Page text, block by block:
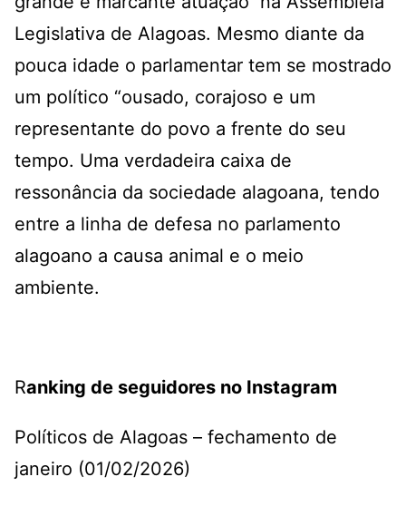
Legislativa de Alagoas. Mesmo diante da
pouca idade o parlamentar tem se mostrado
um político “ousado, corajoso e um
representante do povo a frente do seu
tempo. Uma verdadeira caixa de
ressonância da sociedade alagoana, tendo
entre a linha de defesa no parlamento
alagoano a causa animal e o meio
ambiente.
Ranking de seguidores no Instagram
Políticos de Alagoas – fechamento de
janeiro (01/02/2026)